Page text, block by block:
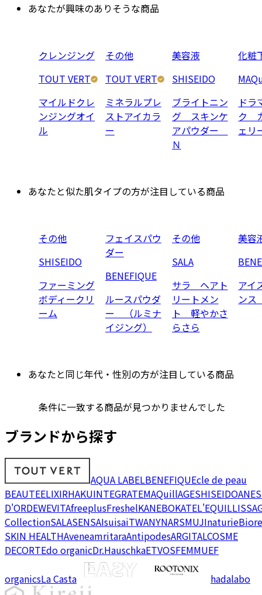
あなたが興味のありそうな商品
クレンジング
TOUT VERT
マイルドクレ
ンジングオイ
ル
その他
TOUT VERT
ミネラルプレ
ストアイカラ
ー
美容液
SHISEIDO
ブライトニン
グ スキンケ
アパウダー
Ｎ
化粧
ドラ
ク
ェ
あなたと似た肌タイプの方が注目している商品
その他
SHISEIDO
ファーミング
ボディークリ
ーム
フェイスパウ
ダー
BENEFIQUE
ルースパウダ
ー （ルミナ
イジング）
その他
SALA
サラ ヘアト
リートメン
ト 軽やかさ
らさら
美容
アイ
ン
あなたと同じ年代・性別の方が注目している商品
条件に一致する商品が見つかりませんでした
ブランドから探す
AQUA LABELBENEFIQUEcle de peau
BEAUTEELIXIRHAKUINTEGRATEMAQuillAGESHISEIDO
D'ORDEWEVITAfreeplusFreshelKANEBOKATEL'EQUIL
CollectionSALASENSAIsuisaiTWANYNARSMUJInaturieBiore
SKIN HEALTHAveneamritaraAntipodesARGITALCOSME
DECORTEdo organicDr.HauschkaETVOSFEMMUEF
organicsLa Casta hadalabo